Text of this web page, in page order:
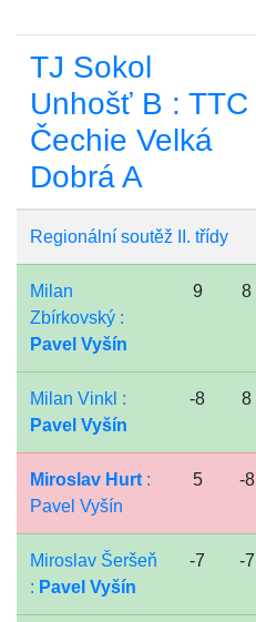
TJ Sokol
Unhošť B : TTC
Čechie Velká
Dobrá A
Regionální soutěž II. třídy
Milan
Zbírkovský :
Pavel Vyšín
9 8
Milan Vinkl :
Pavel Vyšín
-8 8
Miroslav Hurt :
Pavel Vyšín
5 -8
Miroslav Šeršeň
: Pavel Vyšín
-7 -7